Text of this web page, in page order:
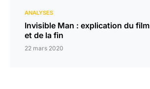
ANALYSES
Invisible Man : explication du film
et de la fin
22 mars 2020